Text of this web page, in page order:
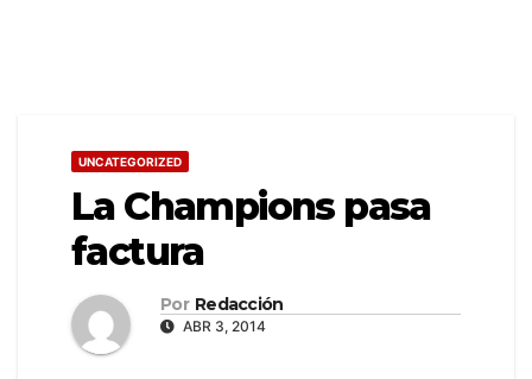
UNCATEGORIZED
La Champions pasa
factura
Por Redacción
ABR 3, 2014